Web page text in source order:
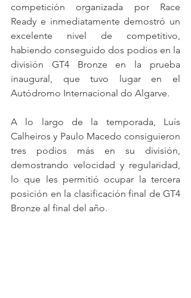
competición organizada por Race
Ready e inmediatamente demostró un
excelente nivel de competitivo,
habiendo conseguido dos podios en la
división GT4 Bronze en la prueba
inaugural, que tuvo lugar en el
Autódromo Internacional do Algarve.
A lo largo de la temporada, Luís
Calheiros y Paulo Macedo consiguieron
tres podios más en su división,
demostrando velocidad y regularidad,
lo que les permitió ocupar la tercera
posición en la clasificación final de GT4
Bronze al final del año.